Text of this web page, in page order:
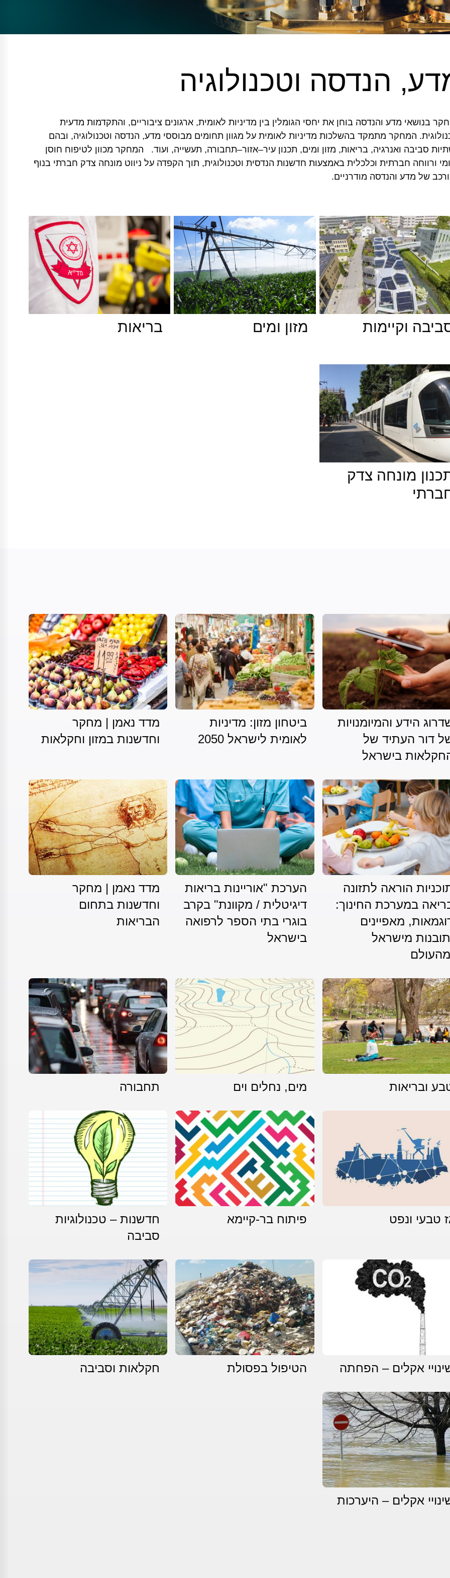
הנדסה וטכנולוגיה
בנושאי מדע והנדסה בוחן את יחסי הגומלין בין מדיניות לאומית, ארגונים ציבוריים, והתקדמות מדעית
המחקר מתמקד בהשלכות מדיניות לאומית על מגוון תחומים מבוססי מדע, הנדסה וטכנולוגיה, ובהם
סביבה ואנרגיה, בריאות, מזון ומים, תכנון עיר–אזור–תחבורה, תעשייה, ועוד. המחקר מכוון לטיפוח חוסן
ורווחה חברתית וכלכלית באמצעות חדשנות הנדסית וטכנולוגית, תוך הקפדה על ניווט מונחה צדק חברתי בנוף
של מדע והנדסה מודרניים.
וקיימות מזון ומים בריאות
מונחה צדק
הידע והמיומנויות
דור העתיד של
בישראל
ביטחון מזון: מדיניות
לאומית לישראל 2050
מדד נאמן | מחקר
וחדשנות במזון וחקלאות
הוראה לתזונה
במערכת החינוך:
מאפיינים
מישראל
הערכת "אוריינות בריאות
דיגיטלית / מקוונת" בקרב
בוגרי בתי הספר לרפואה
בישראל
מדד נאמן | מחקר
וחדשנות בתחום
הבריאות
ובריאות מים, נחלים וים תחבורה
טבעי ונפט פיתוח בר-קיימא
חדשנות – טכנולוגיות
סביבה
אקלים – הפחתה הטיפול בפסולת חקלאות וסביבה
אקלים – היערכות